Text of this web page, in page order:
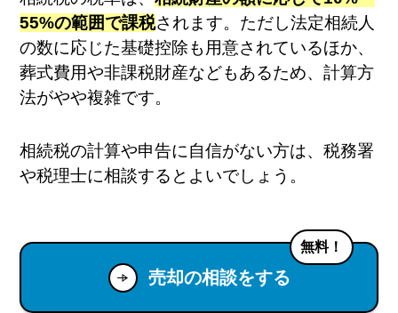
55%の範囲で課税されます。ただし法定相続人
の数に応じた基礎控除も用意されているほか、
葬式費用や非課税財産などもあるため、計算方
法がやや複雑です。
相続税の計算や申告に自信がない方は、税務署
や税理士に相談するとよいでしょう。
売却の相談をする
無料！